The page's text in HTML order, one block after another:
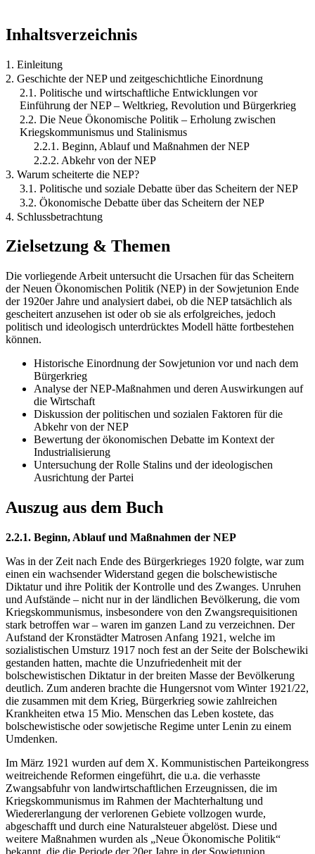
Inhaltsverzeichnis
1. Einleitung
2. Geschichte der NEP und zeitgeschichtliche Einordnung
2.1. Politische und wirtschaftliche Entwicklungen vor
Einführung der NEP – Weltkrieg, Revolution und Bürgerkrieg
2.2. Die Neue Ökonomische Politik – Erholung zwischen
Kriegskommunismus und Stalinismus
2.2.1. Beginn, Ablauf und Maßnahmen der NEP
2.2.2. Abkehr von der NEP
3. Warum scheiterte die NEP?
3.1. Politische und soziale Debatte über das Scheitern der NEP
3.2. Ökonomische Debatte über das Scheitern der NEP
4. Schlussbetrachtung
Zielsetzung & Themen
Die vorliegende Arbeit untersucht die Ursachen für das Scheitern
der Neuen Ökonomischen Politik (NEP) in der Sowjetunion Ende
der 1920er Jahre und analysiert dabei, ob die NEP tatsächlich als
gescheitert anzusehen ist oder ob sie als erfolgreiches, jedoch
politisch und ideologisch unterdrücktes Modell hätte fortbestehen
können.
Historische Einordnung der Sowjetunion vor und nach dem
Bürgerkrieg
Analyse der NEP-Maßnahmen und deren Auswirkungen auf
die Wirtschaft
Diskussion der politischen und sozialen Faktoren für die
Abkehr von der NEP
Bewertung der ökonomischen Debatte im Kontext der
Industrialisierung
Untersuchung der Rolle Stalins und der ideologischen
Ausrichtung der Partei
Auszug aus dem Buch
2.2.1. Beginn, Ablauf und Maßnahmen der NEP
Was in der Zeit nach Ende des Bürgerkrieges 1920 folgte, war zum
einen ein wachsender Widerstand gegen die bolschewistische
Diktatur und ihre Politik der Kontrolle und des Zwanges. Unruhen
und Aufstände – nicht nur in der ländlichen Bevölkerung, die vom
Kriegskommunismus, insbesondere von den Zwangsrequisitionen
stark betroffen war – waren im ganzen Land zu verzeichnen. Der
Aufstand der Kronstädter Matrosen Anfang 1921, welche im
sozialistischen Umsturz 1917 noch fest an der Seite der Bolschewiki
gestanden hatten, machte die Unzufriedenheit mit der
bolschewistischen Diktatur in der breiten Masse der Bevölkerung
deutlich. Zum anderen brachte die Hungersnot vom Winter 1921/22,
die zusammen mit dem Krieg, Bürgerkrieg sowie zahlreichen
Krankheiten etwa 15 Mio. Menschen das Leben kostete, das
bolschewistische oder sowjetische Regime unter Lenin zu einem
Umdenken.
Im März 1921 wurden auf dem X. Kommunistischen Parteikongress
weitreichende Reformen eingeführt, die u.a. die verhasste
Zwangsabfuhr von landwirtschaftlichen Erzeugnissen, die im
Kriegskommunismus im Rahmen der Machterhaltung und
Wiedererlangung der verlorenen Gebiete vollzogen wurde,
abgeschafft und durch eine Naturalsteuer abgelöst. Diese und
weitere Maßnahmen wurden als „Neue Ökonomische Politik“